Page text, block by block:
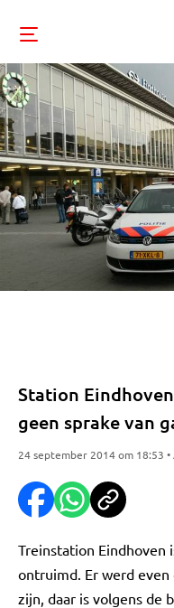
Station
geen sprake van
24 september 2014 om 18:53
Treinstation Eindhoven
ontruimd. Er werd even
zijn, daar is volgens de